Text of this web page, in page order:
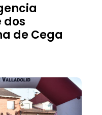
dos
de Cega